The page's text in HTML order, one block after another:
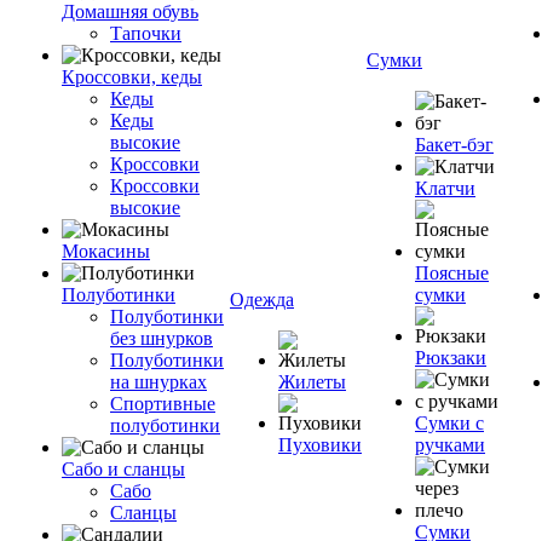
Домашняя обувь
Тапочки
Кроссовки, кеды
Кеды
Кеды
высокие
Кроссовки
Кроссовки
высокие
Мокасины
Полуботинки
Полуботинки
без шнурков
Полуботинки
на шнурках
Спортивные
полуботинки
Сабо и сланцы
Сабо
Сланцы
Одежда
Жилеты
Пуховики
Сумки
Бакет-бэг
Клатчи
Поясные
сумки
Рюкзаки
Сумки с
ручками
Сумки